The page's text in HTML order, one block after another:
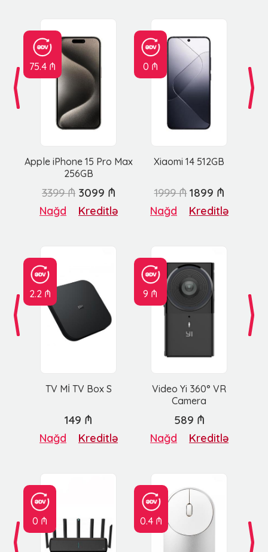
75.4 ₼
Apple iPhone 15 Pro Max
256GB
0 ₼
Xiaomi 14 512GB
3399 ₼ 3099 ₼
Nağd Kreditlə
1999 ₼ 1899 ₼
Nağd Kreditlə
2.2 ₼
TV Mİ TV Box S
9 ₼
Video Yi 360° VR
Camera
149 ₼
Nağd Kreditlə
589 ₼
Nağd Kreditlə
0 ₼ 0.4 ₼